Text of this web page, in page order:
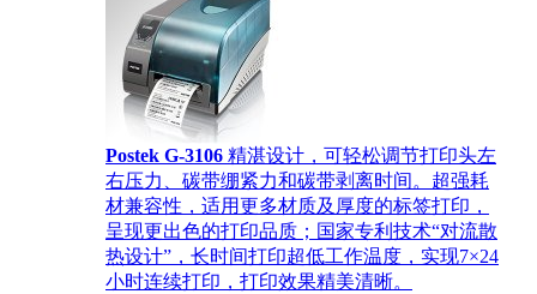
Postek G-3106 精湛设计，可轻松调节打印头左
右压力、碳带绷紧力和碳带剥离时间。超强耗
材兼容性，适用更多材质及厚度的标签打印，
呈现更出色的打印品质；国家专利技术“对流散
热设计”，长时间打印超低工作温度，实现7×24
小时连续打印，打印效果精美清晰。